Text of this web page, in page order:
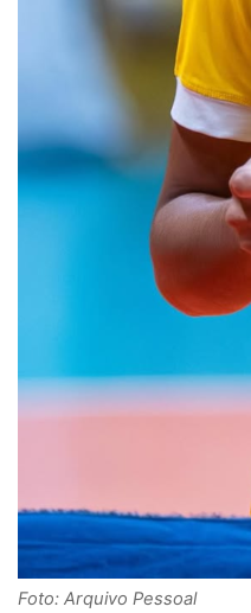
Foto: Arquivo Pessoal